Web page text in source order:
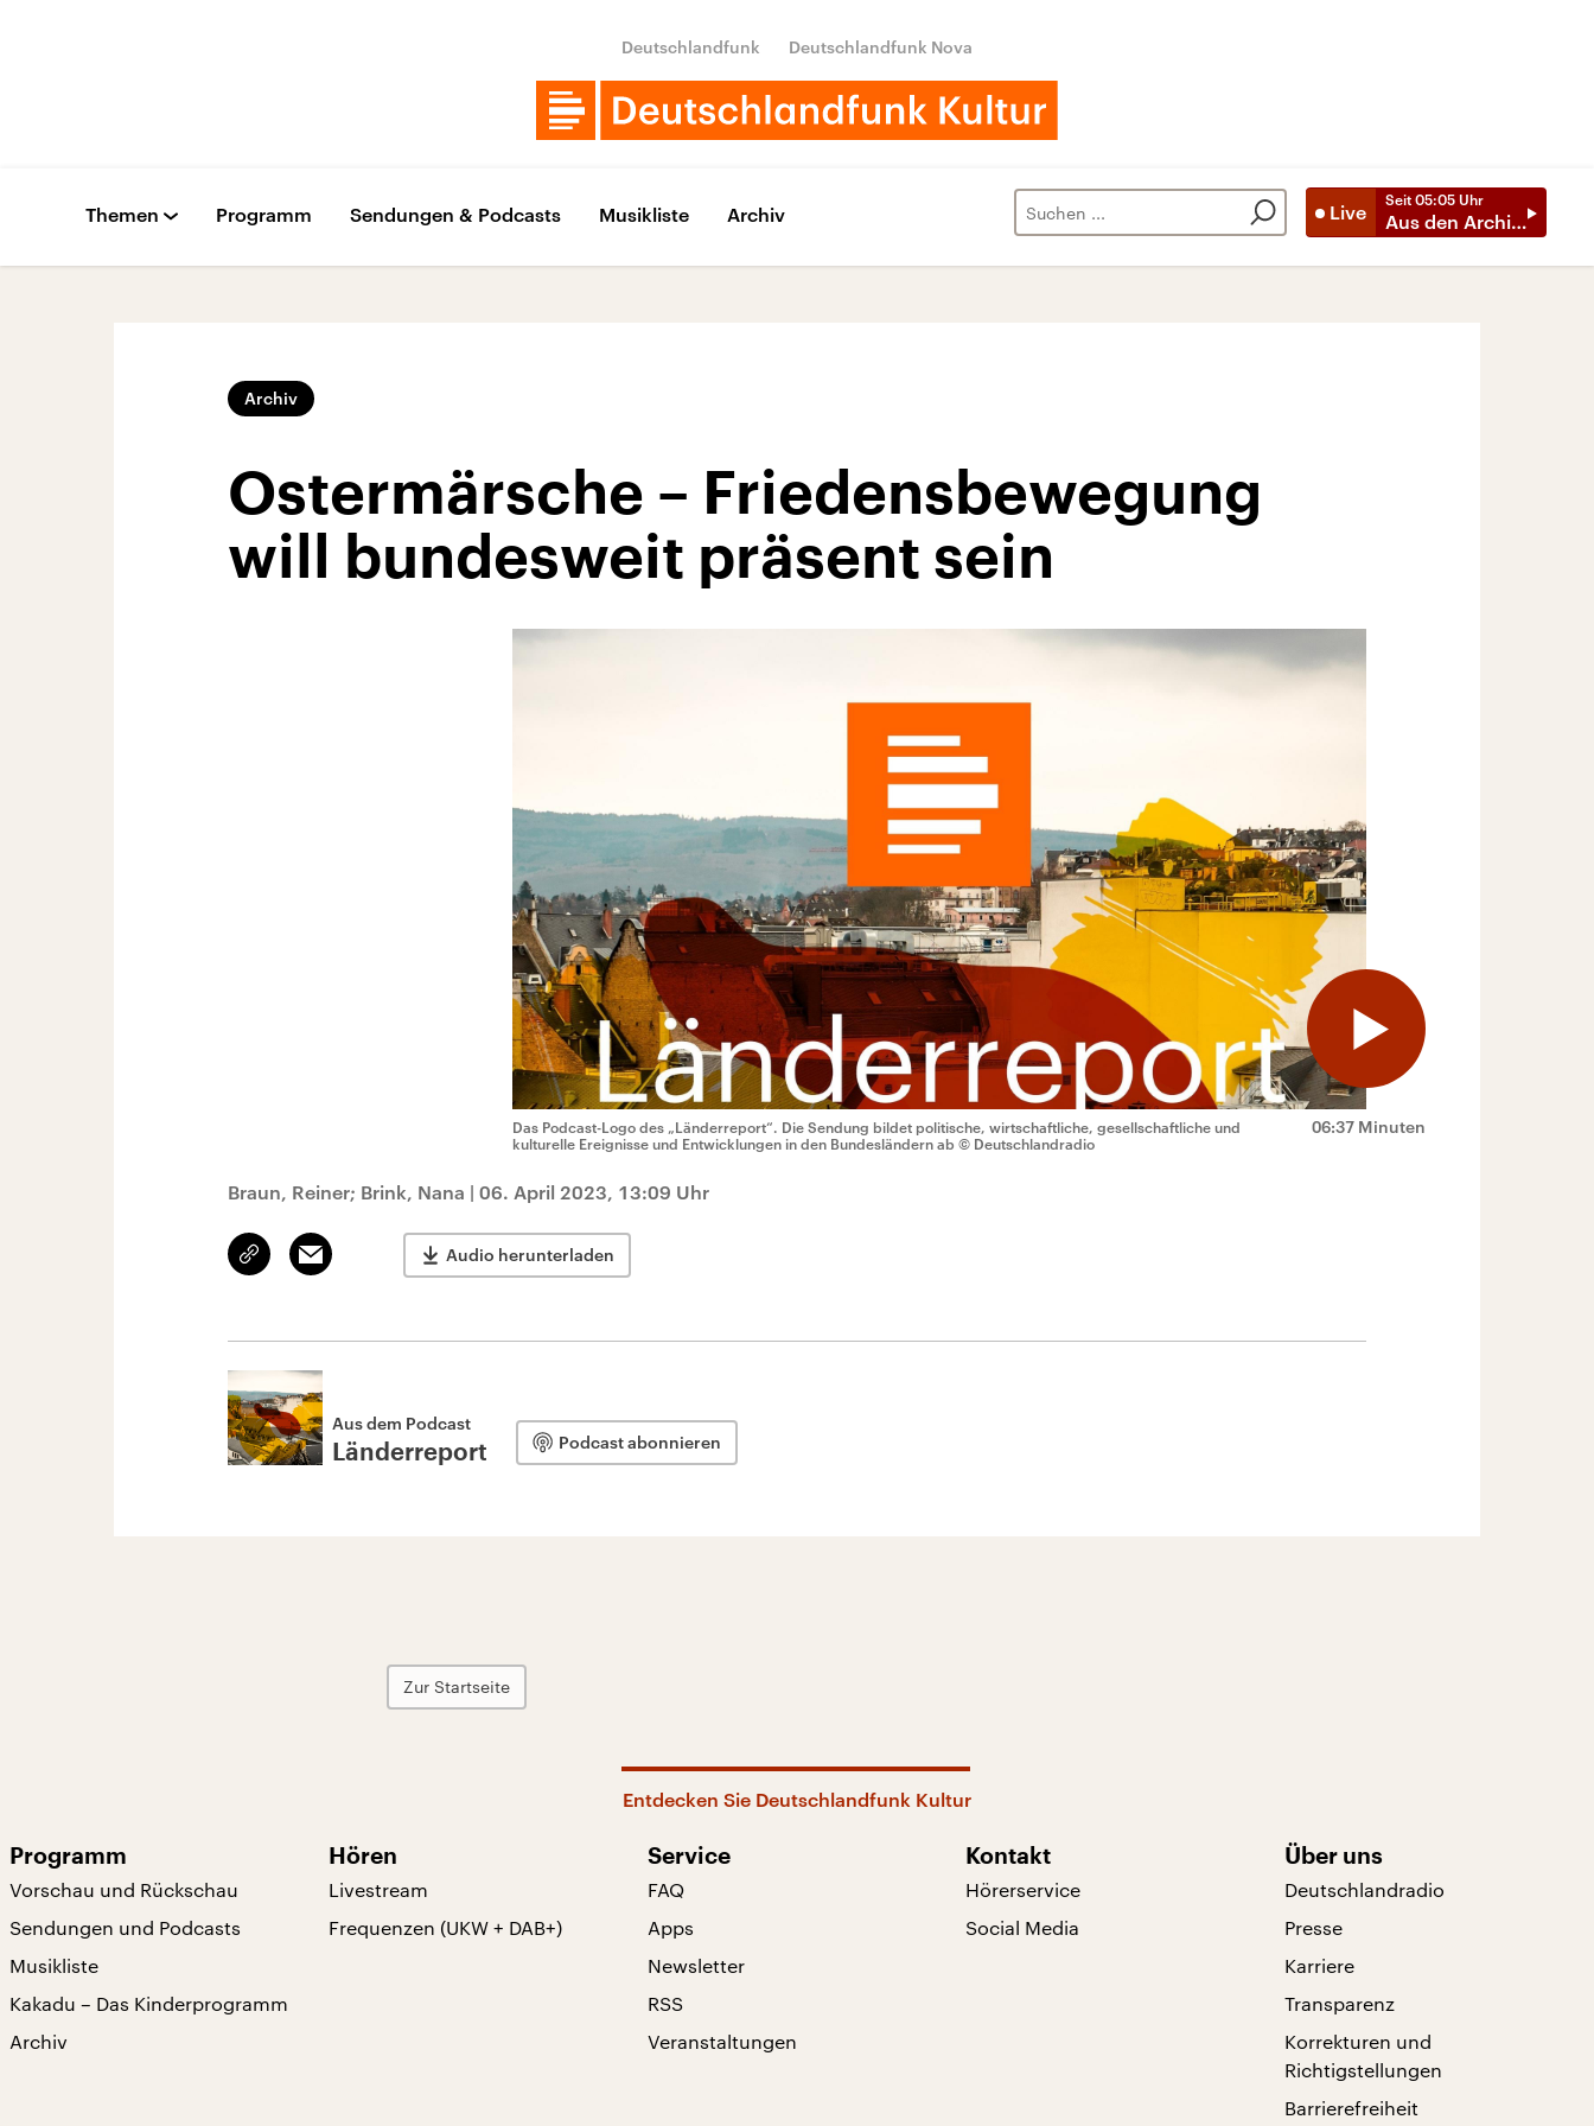
Deutschlandfunk Deutschlandfunk Nova
Live
Seit 05:05 Uhr
Aus den Archiven
Themen Programm Sendungen & Podcasts Musikliste Archiv
Archiv
Ostermärsche – Friedensbewegung
will bundesweit präsent sein
06:37 Minuten
Das Podcast-Logo des „Länderreport“. Die Sendung bildet politische, wirtschaftliche, gesellschaftliche und
kulturelle Ereignisse und Entwicklungen in den Bundesländern ab © Deutschlandradio
Braun, Reiner; Brink, Nana | 06. April 2023, 13:09 Uhr
Link
kopieren/teilen
Email Audio herunterladen
Aus dem Podcast
Länderreport Podcast abonnieren
Zur Startseite
Entdecken Sie Deutschlandfunk Kultur
Programm
Vorschau und Rückschau
Sendungen und Podcasts
Musikliste
Kakadu – Das Kinderprogramm
Archiv
Hören
Livestream
Frequenzen (UKW + DAB+)
Service
FAQ
Apps
Newsletter
RSS
Veranstaltungen
Kontakt
Hörerservice
Social Media
Über uns
Deutschlandradio
Presse
Karriere
Transparenz
Korrekturen und
Richtigstellungen
Barrierefreiheit